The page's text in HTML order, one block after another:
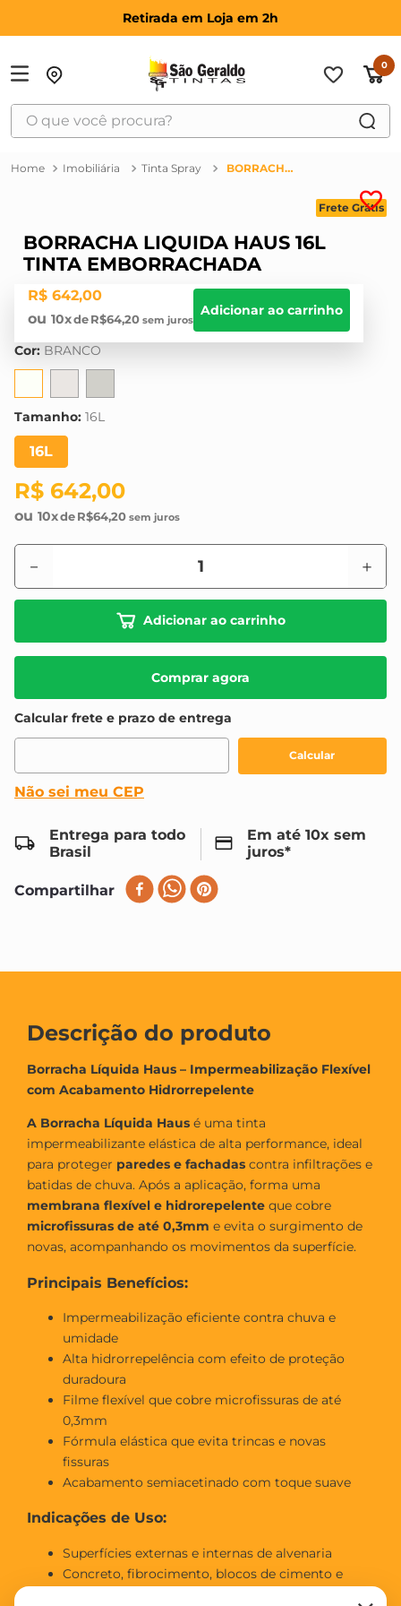
Retirada em Loja em 2h
0
O que você procura?
Imobiliária Tinta Spray BORRACHA LIQUIDA HAUS 16L TINTA EMBORRACHADA
Frete Grátis
BORRACHA LIQUIDA HAUS 16L
TINTA EMBORRACHADA
R$ 642,00
10 R$64,20
Adicionar ao carrinho
Cor: BRANCO
Tamanho: 16L
16L
R$ 642,00
10 R$64,20
＋
－
Adicionar ao carrinho
Comprar agora
Não sei meu CEP
Entrega para todo
Brasil
Em até 10x sem
juros*
Compartilhar
Descrição do produto
Borracha Líquida Haus – Impermeabilização Flexível
com Acabamento Hidrorrepelente
A Borracha Líquida Haus é uma tinta
impermeabilizante elástica de alta performance, ideal
para proteger paredes e fachadas contra infiltrações e
batidas de chuva. Após a aplicação, forma uma
membrana flexível e hidrorepelente que cobre
microfissuras de até 0,3mm e evita o surgimento de
novas, acompanhando os movimentos da superfície.
Principais Benefícios:
Impermeabilização eficiente contra chuva e
umidade
Alta hidrorrepelência com efeito de proteção
duradoura
Filme flexível que cobre microfissuras de até
0,3mm
Fórmula elástica que evita trincas e novas
fissuras
Acabamento semiacetinado com toque suave
Indicações de Uso:
Superfícies externas e internas de alvenaria
Concreto, fibrocimento, blocos de cimento e
3º
haus
6º
massa corrida
7º
massa acrilica
8º
vonder
9º
maquinas
10º fundo preparador